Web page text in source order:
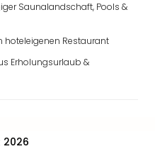
Saunalandschaft, Pools &
hoteleigenen Restaurant
Erholungsurlaub &
2026